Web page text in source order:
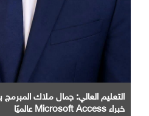
التعليم العالي: جمال ملاك
خبراء Microsoft Access عالميًا